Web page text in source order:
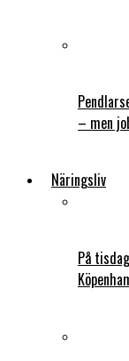
– men
Näringsliv
På